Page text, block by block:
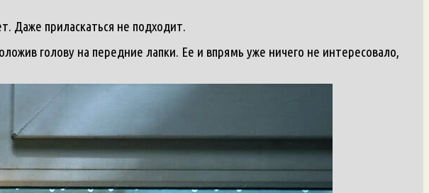
Даже приласкаться не подходит.
голову на передние лапки. Ее и впрямь уже ничего не интересовало,